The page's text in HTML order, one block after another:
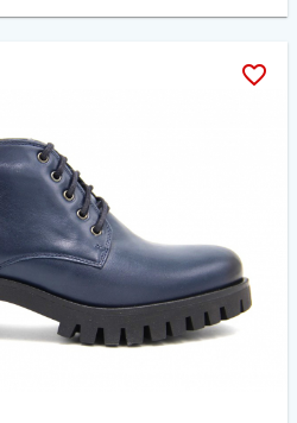
favorite_border